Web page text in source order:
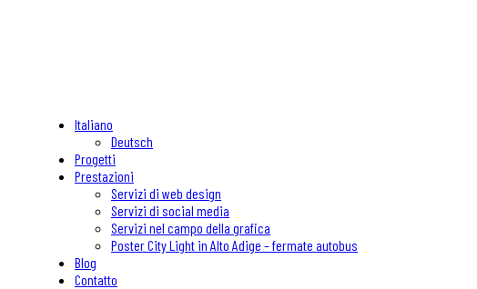
Italiano
Deutsch
Progetti
Prestazioni
Servizi di web design
Servizi di social media
Servizi nel campo della grafica
Poster City Light in Alto Adige – fermate autobus
Blog
Contatto